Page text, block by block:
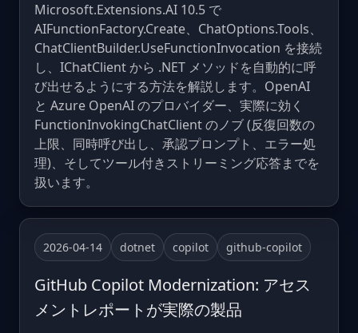
Microsoft.Extensions.AI 10.5 で
AIFunctionFactory.Create、ChatOptions.Tools、
ChatClientBuilder.UseFunctionInvocation を接続
し、IChatClient から .NET メソッドを自動的に呼
び出せるようにする方法を解説します。OpenAI
と Azure OpenAI のプロバイダー、実際に効く
FunctionInvokingChatClient のノブ (反復回数の
上限、同時呼び出し、承認プロンプト、エラー処
理)、そしてツール付きストリーミング応答までを
扱います。
2026-04-14 dotnet copilot github-copilot
GitHub Copilot Modernization: アセス
メントレポートが実際の製品